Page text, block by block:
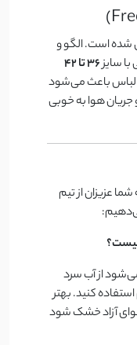
شده است. الگو و
سایز۳۶ تا ۴۲
باعث می‌شود
هوا به خوبی
عزیزان از تیم
از آب سرد
استفاده کنید. بهتر
آزاد خشک شود